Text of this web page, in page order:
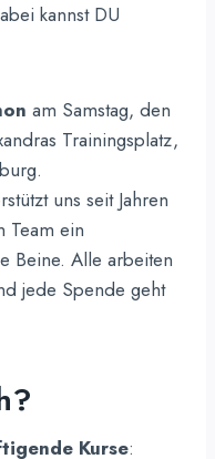
kannst DU
am Samstag, den
Trainingsplatz,
uns seit Jahren
Team ein
Beine. Alle arbeiten
jede Spende geht
Kurse: